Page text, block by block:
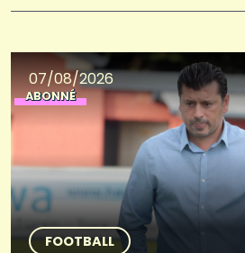
07/08/2026
ABONNÉ
FOOTBALL